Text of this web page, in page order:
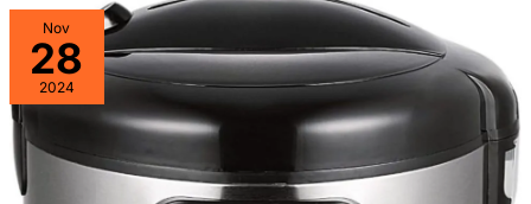
Nov
28
2024